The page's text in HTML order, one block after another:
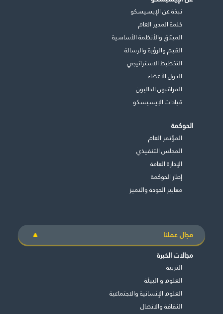
غير راض للغاية
نبذة عن الإيسيسكو
كلمة المدير العام
الميثاق والأنظمة الأساسية
القيم والرؤية والرسالة
التخطيط الاستراتيجي
الدول الأعضاء
المراقبون الحاليون
قيادات الإيسيسكو
الحوكمة
المؤتمر العام
المجلس التنفيذي
اﻹدارة العامة
إطار الحوكمة
معايير الجودة والتميز
مجال عملنا
مجالات الخبرة
التربية
العلوم و البيئة
العلوم الإنسانية والاجتماعية
الثقافة والاتصال